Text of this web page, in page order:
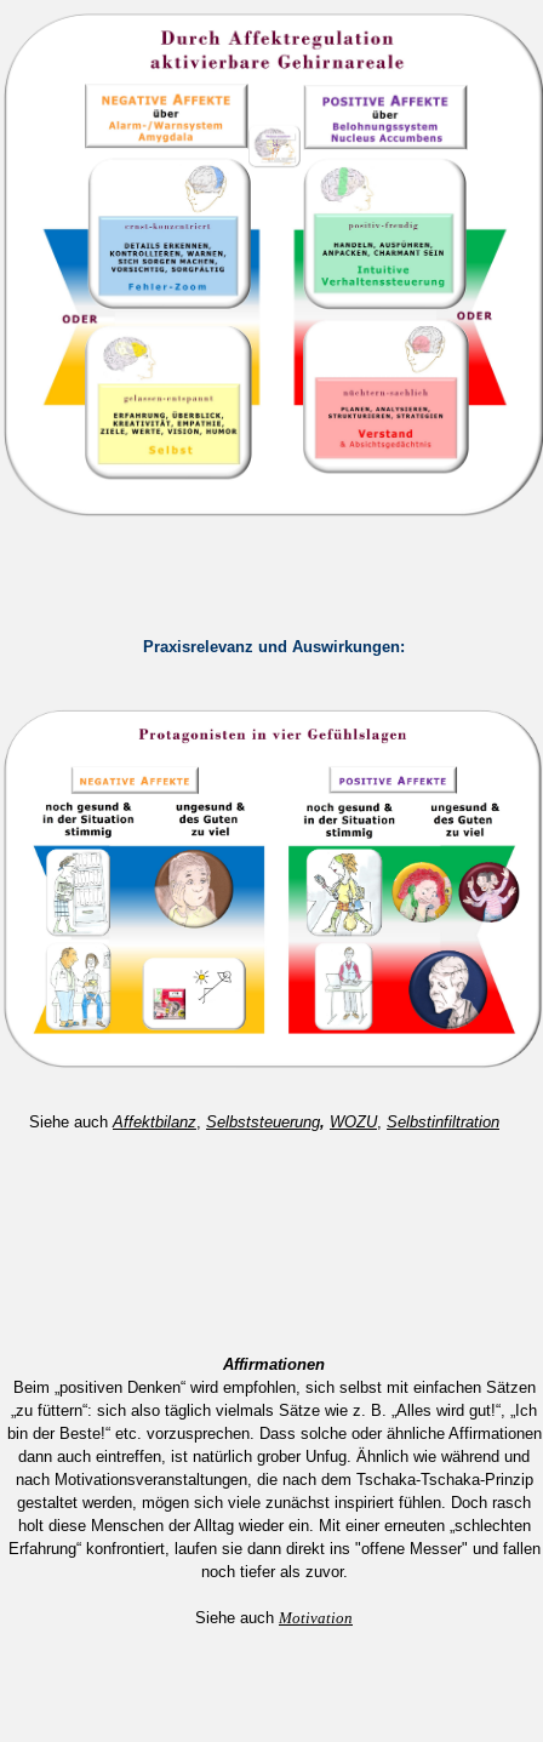
Praxisrelevanz und Auswirkungen:
Siehe auch Affektbilanz Selbststeuerung, WOZU, Selbstinfiltration
Affirmationen
Beim „positiven Denken“ wird empfohlen, sich selbst mit einfachen Sätzen
„zu füttern“: sich also täglich vielmals Sätze wie z. B. „Alles wird gut!“, „Ich
bin der Beste!“ etc. vorzusprechen. Dass solche oder ähnliche Affirmationen
dann auch eintreffen, ist natürlich grober Unfug. Ähnlich wie während und
nach Motivationsveranstaltungen, die nach dem Tschaka-Tschaka-Prinzip
gestaltet werden, mögen sich viele zunächst inspiriert fühlen. Doch rasch
holt diese Menschen der Alltag wieder ein. Mit einer erneuten „schlechten
Erfahrung“ konfrontiert, laufen sie dann direkt ins "offene Messer" und fallen
noch tiefer als zuvor.
Siehe auch Motivation